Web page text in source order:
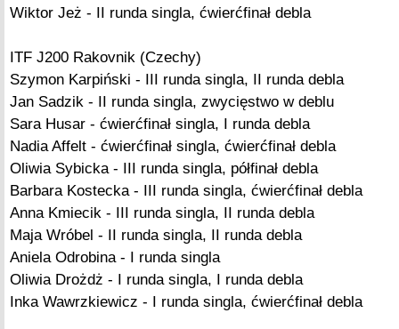
Wiktor Jeż - II runda singla, ćwierćfinał debla
ITF J200 Rakovnik (Czechy)
Szymon Karpiński - III runda singla, II runda debla
Jan Sadzik - II runda singla, zwycięstwo w deblu
Sara Husar - ćwierćfinał singla, I runda debla
Nadia Affelt - ćwierćfinał singla, ćwierćfinał debla
Oliwia Sybicka - III runda singla, półfinał debla
Barbara Kostecka - III runda singla, ćwierćfinał debla
Anna Kmiecik - III runda singla, II runda debla
Maja Wróbel - II runda singla, II runda debla
Aniela Odrobina - I runda singla
Oliwia Drożdż - I runda singla, I runda debla
Inka Wawrzkiewicz - I runda singla, ćwierćfinał debla